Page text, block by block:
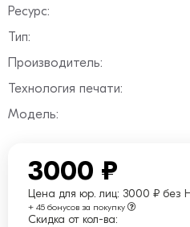
Ресурс:
Тип:
Производитель:
Технология печати:
Модель:
3000 ₽
Цена для юр. лиц: 3000 ₽ без
+ 45 бонусов за покупку
Скидка от кол-ва: